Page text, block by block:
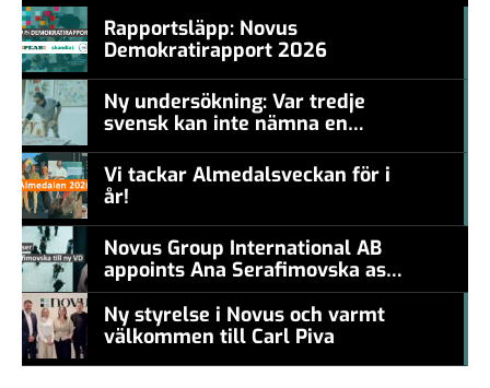
Rapportsläpp: Novus
Demokratirapport 2026
Ny undersökning: Var tredje
svensk kan inte nämna en
levande konstnär
Vi tackar Almedalsveckan för i
år!
Novus Group International AB
appoints Ana Serafimovska as
new CEO
Ny styrelse i Novus och varmt
välkommen till Carl Piva